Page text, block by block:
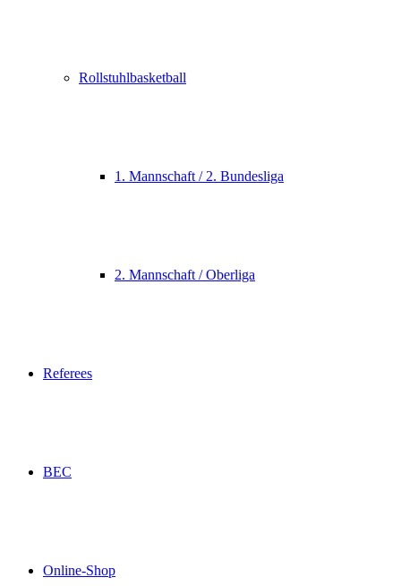
Rollstuhlbasketball
1. Mannschaft / 2. Bundesliga
2. Mannschaft / Oberliga
Referees
BEC
Online-Shop